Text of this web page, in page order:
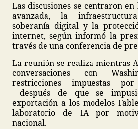
Las discusiones se centraron
avanzada, la
soberanía digital y la
internet, según informó la
través de una conferencia de
La reunión se realiza mientras
conversaciones con
restricciones impuestas
después de que se
exportación a los modelos
laboratorio de IA por
nacional.